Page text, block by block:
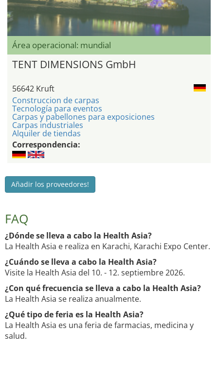
Área operacional: mundial
TENT DIMENSIONS GmbH
56642 Kruft
Construccion de carpas
Tecnología para eventos
Carpas y pabellones para exposiciones
Carpas industriales
Alquiler de tiendas
Correspondencia:
Añadir los proveedores!
FAQ
¿Dónde se lleva a cabo la Health Asia?
La Health Asia e realiza en Karachi, Karachi Expo Center.
¿Cuándo se lleva a cabo la Health Asia?
Visite la Health Asia del 10. - 12. septiembre 2026.
¿Con qué frecuencia se lleva a cabo la Health Asia?
La Health Asia se realiza anualmente.
¿Qué tipo de feria es la Health Asia?
La Health Asia es una feria de farmacias, medicina y
salud.